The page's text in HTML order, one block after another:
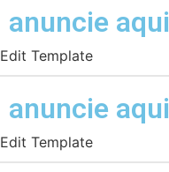
anuncie aqui
Edit Template
anuncie aqui
Edit Template